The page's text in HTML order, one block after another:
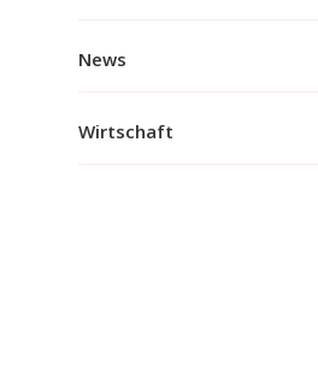
News
Wirtschaft